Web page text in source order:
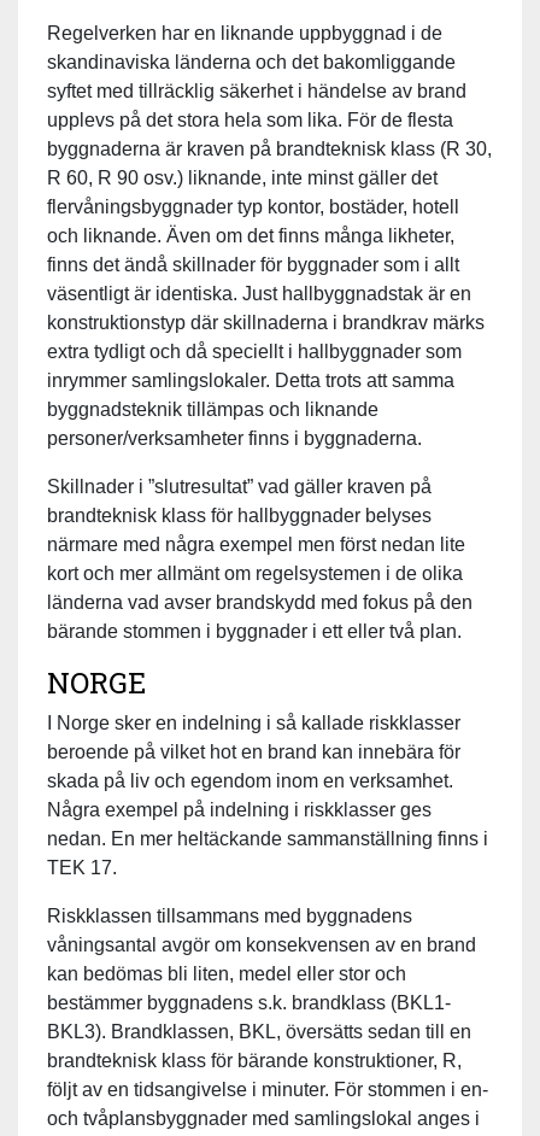
Regelverken har en liknande uppbyggnad i de
skandinaviska länderna och det bakomliggande
syftet med tillräcklig säkerhet i händelse av brand
upplevs på det stora hela som lika. För de flesta
byggnaderna är kraven på brandteknisk klass (R 30,
R 60, R 90 osv.) liknande, inte minst gäller det
flervåningsbyggnader typ kontor, bostäder, hotell
och liknande. Även om det finns många likheter,
finns det ändå skillnader för byggnader som i allt
väsentligt är identiska. Just hallbyggnadstak är en
konstruktionstyp där skillnaderna i brandkrav märks
extra tydligt och då speciellt i hallbyggnader som
inrymmer samlingslokaler. Detta trots att samma
byggnadsteknik tillämpas och liknande
personer/verksamheter finns i byggnaderna.
Skillnader i ”slutresultat” vad gäller kraven på
brandteknisk klass för hallbyggnader belyses
närmare med några exempel men först nedan lite
kort och mer allmänt om regelsystemen i de olika
länderna vad avser brandskydd med fokus på den
bärande stommen i byggnader i ett eller två plan.
NORGE
I Norge sker en indelning i så kallade riskklasser
beroende på vilket hot en brand kan innebära för
skada på liv och egendom inom en verksamhet.
Några exempel på indelning i riskklasser ges
nedan. En mer heltäckande sammanställning finns i
TEK 17.
Riskklassen tillsammans med byggnadens
våningsantal avgör om konsekvensen av en brand
kan bedömas bli liten, medel eller stor och
bestämmer byggnadens s.k. brandklass (BKL1-
BKL3). Brandklassen, BKL, översätts sedan till en
brandteknisk klass för bärande konstruktioner, R,
följt av en tidsangivelse i minuter. För stommen i en-
och tvåplansbyggnader med samlingslokal anges i